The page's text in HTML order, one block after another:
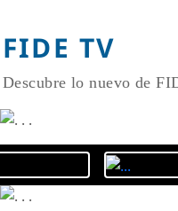
FIDE TV
Descubre lo nuevo de